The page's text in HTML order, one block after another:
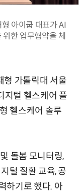
아이쿱 대표가 AI
한 업무협약을 체
형 가톨릭대 서울
지털 헬스케어 플
헬스케어 솔루
돌봄 모니터링,
털 질환 교육, 공
하기로 했다. 아